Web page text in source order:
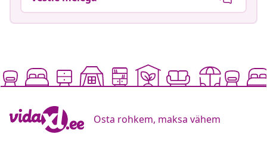
Osta rohkem, maksa vähem